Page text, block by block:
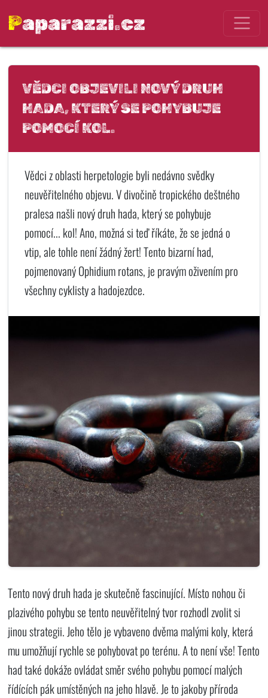
Paparazzi.cz
VĚDCI OBJEVILI NOVÝ DRUH
HADA, KTERÝ SE POHYBUJE
POMOCÍ KOL.
Vědci z oblasti herpetologie byli nedávno svědky
neuvěřitelného objevu. V divočině tropického deštného
pralesa našli nový druh hada, který se pohybuje
pomocí... kol! Ano, možná si teď říkáte, že se jedná o
vtip, ale tohle není žádný žert! Tento bizarní had,
pojmenovaný Ophidium rotans, je pravým oživením pro
všechny cyklisty a hadojezdce.
Tento nový druh hada je skutečně fascinující. Místo nohou či
plazivého pohybu se tento neuvěřitelný tvor rozhodl zvolit si
jinou strategii. Jeho tělo je vybaveno dvěma malými koly, která
mu umožňují rychle se pohybovat po terénu. A to není vše! Tento
had také dokáže ovládat směr svého pohybu pomocí malých
řídících pák umístěných na jeho hlavě. Je to jakoby příroda